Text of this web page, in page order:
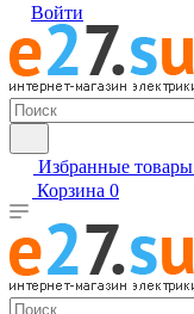
Войти
Избранные товары
Корзина 0